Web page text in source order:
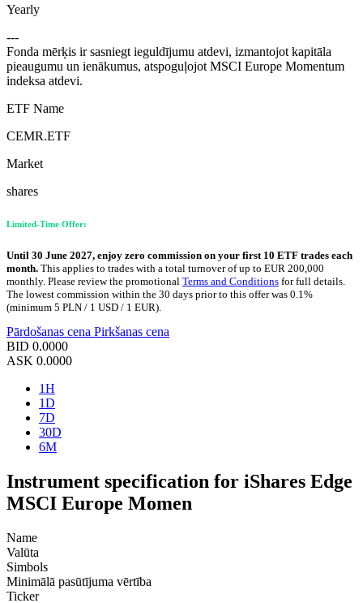
Yearly
---
Fonda mērķis ir sasniegt ieguldījumu atdevi, izmantojot kapitāla
pieaugumu un ienākumus, atspoguļojot MSCI Europe Momentum
indeksa atdevi.
ETF Name
CEMR.ETF
Market
shares
Limited-Time Offer:
Until 30 June 2027, enjoy zero commission on your first 10 ETF trades each
month. This applies to trades with a total turnover of up to EUR 200,000
monthly. Please review the promotional Terms and Conditions for full details.
The lowest commission within the 30 days prior to this offer was 0.1%
(minimum 5 PLN / 1 USD / 1 EUR).
Pārdošanas cena Pirkšanas cena
BID 0.0000
ASK 0.0000
1H
1D
7D
30D
6M
Instrument specification for iShares Edge
MSCI Europe Momen
Name
Valūta
Simbols
Minimālā pasūtījuma vērtība
Ticker